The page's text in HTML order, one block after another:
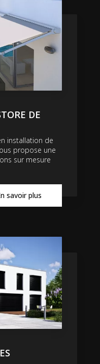
DE
installation de
propose une
sur mesure
savoir plus